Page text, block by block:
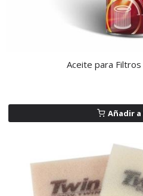
Aceite para Filtros
Añadir